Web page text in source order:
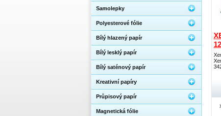
Samolepky
Polyesterové fólie
Bílý hlazený papír
Bílý lesklý papír
Bílý saténový papír
Kreativní papíry
Průpisový papír
Magnetická fólie